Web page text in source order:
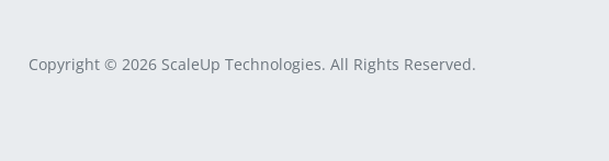
Copyright © 2026 ScaleUp Technologies. All Rights Reserved.